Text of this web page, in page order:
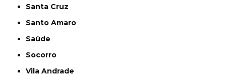
Santa Cruz
Santo Amaro
Saúde
Socorro
Vila Andrade